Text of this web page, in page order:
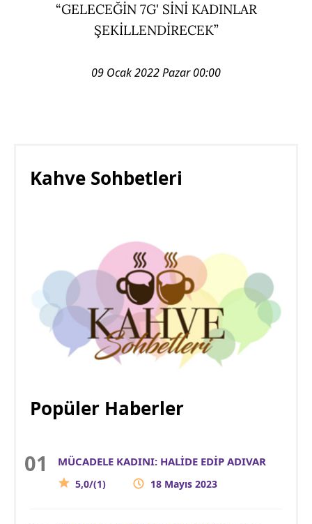
“GELECEĞİN 7G' SİNİ KADINLAR
ŞEKİLLENDİRECEK”
09 Ocak 2022 Pazar 00:00
Kahve Sohbetleri
Popüler Haberler
MÜCADELE KADINI: HALİDE EDİP ADIVAR
5,0/(1) 18 Mayıs 2023